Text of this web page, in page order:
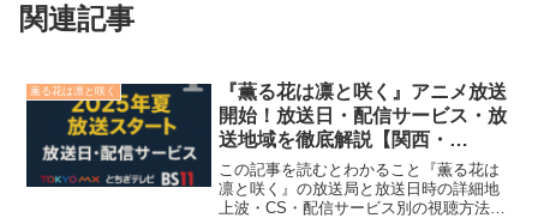
関連記事
薫る花は凛と咲く
『薫る花は凛と咲く』アニメ放送
開始！放送日・配信サービス・放
送地域を徹底解説【関西・
TOKYO MXなど】
この記事を読むとわかること『薫る花は
凛と咲く』の放送局と放送日時の詳細地
上波・CS・配信サービス別の視聴方法の